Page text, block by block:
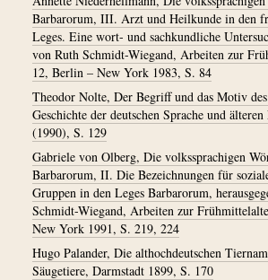
Barbarorum, III. Arzt und Heilkunde in den
Leges. Eine wort- und sachkundliche
von Ruth Schmidt-Wiegand, Arbeiten zur
12, Berlin – New York 1983, S. 84
Theodor Nolte, Der Begriff und das Motiv
Geschichte der deutschen Sprache und
(1990), S. 129
Gabriele von Olberg, Die volkssprachigen
Barbarorum, II. Die Bezeichnungen für
Gruppen in den Leges Barbarorum,
Schmidt-Wiegand, Arbeiten zur
New York 1991, S. 219, 224
Hugo Palander, Die althochdeutschen
Säugetiere, Darmstadt 1899, S. 170